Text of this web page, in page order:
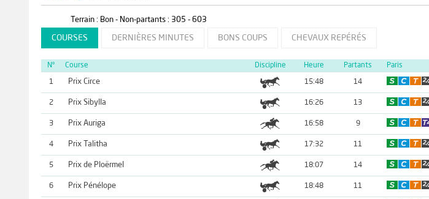
Terrain : Bon - Non-partants : 305 - 603
COURSES DERNIÈRES MINUTES BONS COUPS CHEVAUX REPÉRÉS
N° Course Discipline Heure Partants Paris
1 Prix Circe 15:48 14
2 Prix Sibylla 16:26 13
3 Prix Auriga 16:58 9
4 Prix Talitha 17:32 11
5 Prix de Ploërmel 18:07 14
6 Prix Pénélope 18:48 11